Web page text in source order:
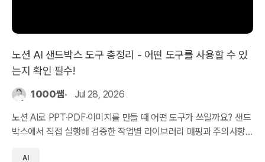
노션 AI 샌드박스 도구 총정리 - 어떤 도구를 사용할 수 있
는지 확인 필수!
1000쌤 Jul 28, 2026
노션 AI로 PPT·PDF·이미지를 만들 때 어떤 도구가 쓰일까요? 샌드
박스에서 직접 실행해 검증한 작업별 라이브러리 매핑과 주의사항
AI